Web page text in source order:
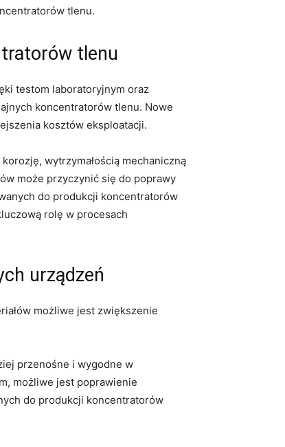
tlenu.
tlenu
testom⁤ laboratoryjnym oraz
koncentratorów tlenu. Nowe
kosztów eksploatacji.
wytrzymałością ‍mechaniczną
może przyczynić się do poprawy
do produkcji koncentratorów
rolę ‌w procesach
urządzeń
możliwe jest zwiększenie
przenośne i wygodne w
możliwe jest poprawienie
do produkcji koncentratorów